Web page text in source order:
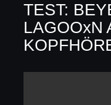
TEST:
LAGOOxN